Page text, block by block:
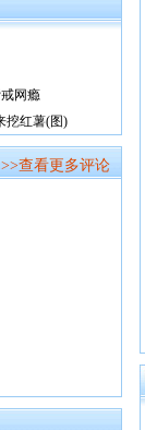
网瘾
挖红薯(图)
>>查看更多评论